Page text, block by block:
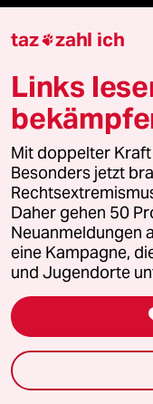
abo
genossenschaft
taz zahl ich
recherchefonds
panterstiftung
panterpreis 2026
Podcast
taz zahl ich
Links
Mit doppelter
Besonders jetzt
Daher gehen 50
Neuanmeldungen
eine Kampagne,
und Jugendorte